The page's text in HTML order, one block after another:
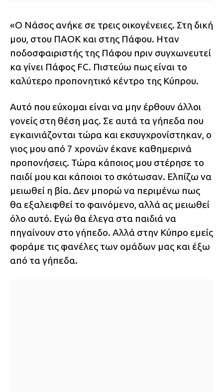
«Ο Νάσος ανήκε σε τρεις οικογένειες. Στη δική
μου, στου ΠΑΟΚ και στης Πάφου. Ηταν
ποδοσφαιριστής της Πάφου πριν συγχωνευτεί
κα γίνει Πάφος FC. Πιστεύω πως είναι το
καλύτερο προπονητικό κέντρο της Κύπρου.
Αυτό που εύχομαι είναι να μην έρθουν άλλοι
γονείς στη θέση μας. Σε αυτά τα γήπεδα που
εγκαινιάζονται τώρα και εκσυγχρονίστηκαν, ο
γιος μου από 7 χρονών έκανε καθημερινά
προπονήσεις. Τώρα κάποιος μου στέρησε το
παιδί μου και κάποιοι το σκότωσαν. Ελπίζω να
μειωθεί η βία. Δεν μπορώ να περιμένω πως
θα εξαλειφθεί το φαινόμενο, αλλά ας μειωθεί
όλο αυτό. Εγώ θα έλεγα στα παιδιά να
πηγαίνουν στο γήπεδο. Αλλά στην Κύπρο εμείς
φοράμε τις φανέλες των ομάδων μας και έξω
από τα γήπεδα.